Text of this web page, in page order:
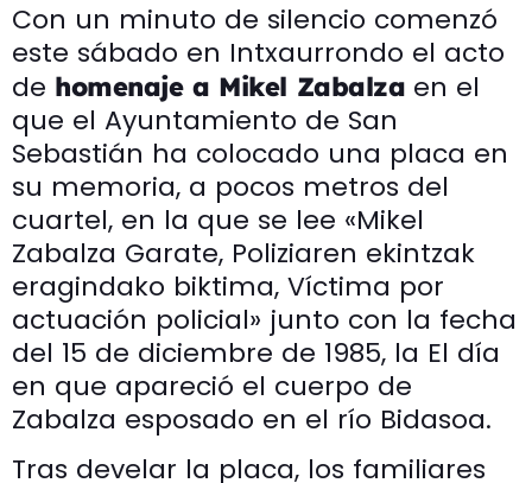
Con un minuto de silencio comenzó
este sábado en Intxaurrondo el acto
de homenaje a Mikel Zabalza en el
que el Ayuntamiento de San
Sebastián ha colocado una placa en
su memoria, a pocos metros del
cuartel, en la que se lee «Mikel
Zabalza Garate, Poliziaren ekintzak
eragindako biktima, Víctima por
actuación policial» junto con la fecha
del 15 de diciembre de 1985, la El día
en que apareció el cuerpo de
Zabalza esposado en el río Bidasoa.
Tras develar la placa, los familiares